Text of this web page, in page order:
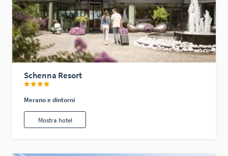
Schenna Resort
Merano e dintorni
Mostra hotel